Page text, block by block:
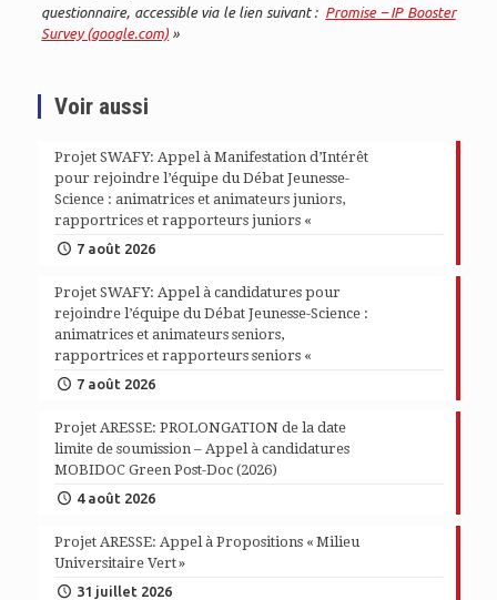
questionnaire, accessible via le lien suivant : Promise – IP Booster
Survey (google.com) »
Voir aussi
Projet SWAFY: Appel à Manifestation d’Intérêt
pour rejoindre l’équipe du Débat Jeunesse-
Science : animatrices et animateurs juniors,
rapportrices et rapporteurs juniors «
7 août 2026
Projet SWAFY: Appel à candidatures pour
rejoindre l’équipe du Débat Jeunesse-Science :
animatrices et animateurs seniors,
rapportrices et rapporteurs seniors «
7 août 2026
Projet ARESSE: PROLONGATION de la date
limite de soumission – Appel à candidatures
MOBIDOC Green Post-Doc (2026)
4 août 2026
Projet ARESSE: Appel à Propositions « Milieu
Universitaire Vert »
31 juillet 2026